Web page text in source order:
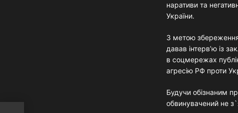
наративи та
України.
З метою збереження
давав інтерв’ю із
в соцмережах
агресію РФ проти
Будучи обізнаним
обвинувачений не